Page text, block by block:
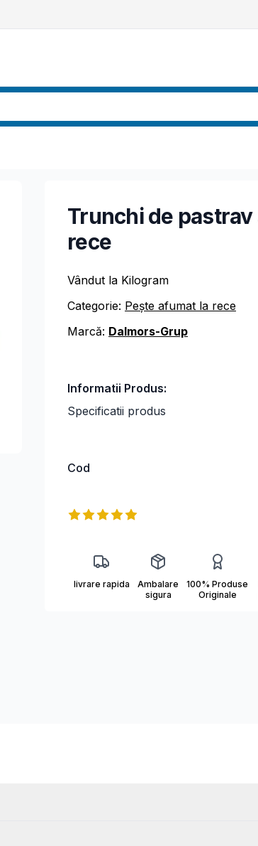
Trunchi de
rece
Vândut la Kilogram
Categorie: Pește afumat la rece
Marcă: Dalmors-Grup
Informatii Produs:
Specificatii produs
Cod
Informații produs
Reviews
5out of 5 stars
livrare rapida
Ambalare
sigura
100% Produse
Originale